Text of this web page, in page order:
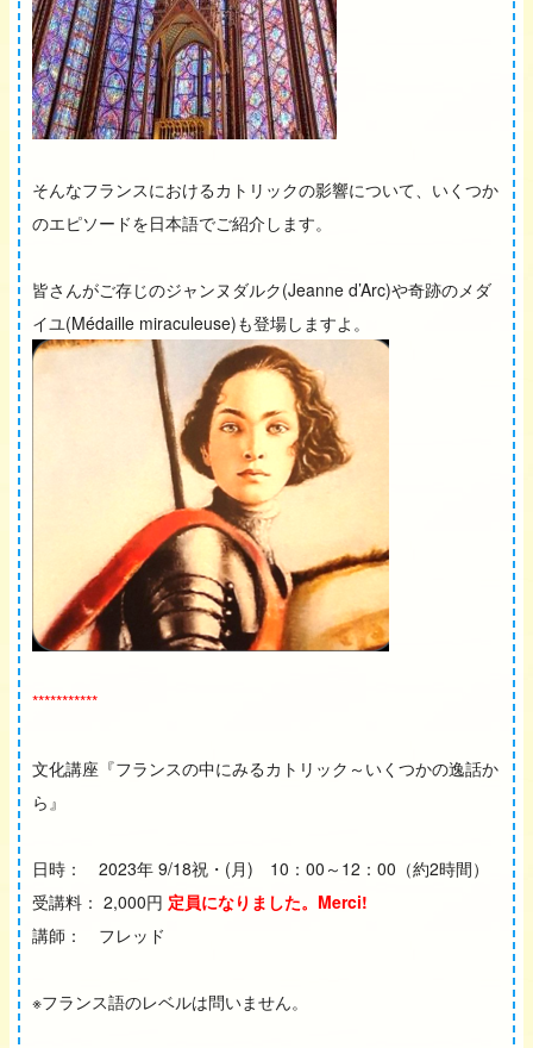
そんなフランスにおけるカトリックの影響について、いくつか
のエピソードを日本語でご紹介します。
皆さんがご存じのジャンヌダルク(Jeanne d’Arc)や奇跡のメダ
イユ(Médaille miraculeuse)も登場しますよ。
***********
文化講座『フランスの中にみるカトリック～いくつかの逸話か
ら』
日時： 2023年 9/18祝・(月) 10：00～12：00（約2時間）
受講料： 2,000円 定員になりました。Merci!
講師： フレッド
※フランス語のレベルは問いません。